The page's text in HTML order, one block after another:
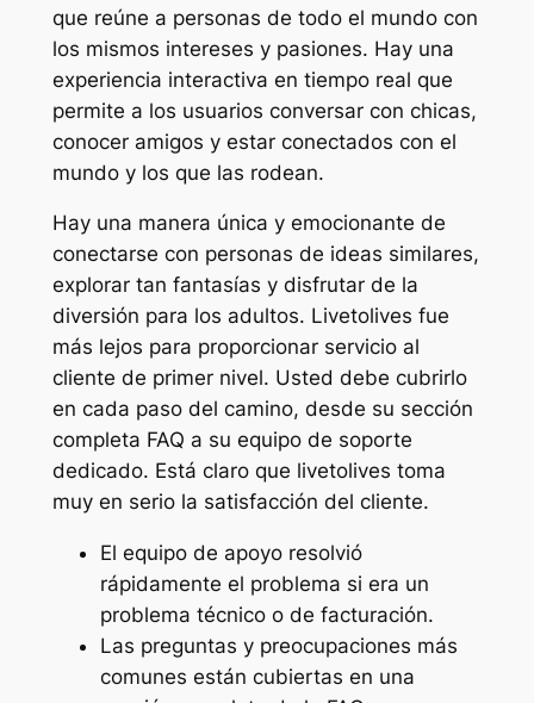
que reúne a personas de todo el mundo con
los mismos intereses y pasiones. Hay una
experiencia interactiva en tiempo real que
permite a los usuarios conversar con chicas,
conocer amigos y estar conectados con el
mundo y los que las rodean.
Hay una manera única y emocionante de
conectarse con personas de ideas similares,
explorar tan fantasías y disfrutar de la
diversión para los adultos. Livetolives fue
más lejos para proporcionar servicio al
cliente de primer nivel. Usted debe cubrirlo
en cada paso del camino, desde su sección
completa FAQ a su equipo de soporte
dedicado. Está claro que livetolives toma
muy en serio la satisfacción del cliente.
El equipo de apoyo resolvió
rápidamente el problema si era un
problema técnico o de facturación.
Las preguntas y preocupaciones más
comunes están cubiertas en una